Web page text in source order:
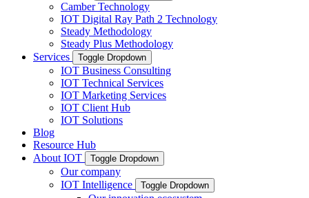
Camber Technology
IOT Digital Ray Path 2 Technology
Steady Methodology
Steady Plus Methodology
Services
Toggle Dropdown
IOT Business Consulting
IOT Technical Services
IOT Marketing Services
IOT Client Hub
IOT Solutions
Blog
Resource Hub
About IOT
Toggle Dropdown
Our company
IOT Intelligence
Toggle Dropdown